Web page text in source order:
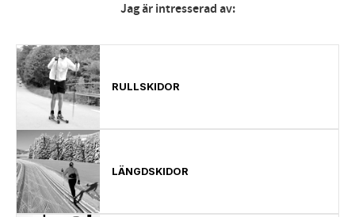
Jag är intresserad av:
RULLSKIDOR
LÄNGDSKIDOR